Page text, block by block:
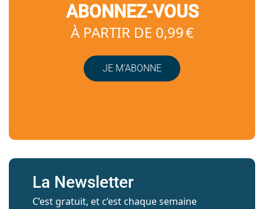
ABONNEZ-VOUS
À PARTIR DE 0,99 €
JE M’ABONNE
La Newsletter
C’est gratuit, et c’est chaque semaine